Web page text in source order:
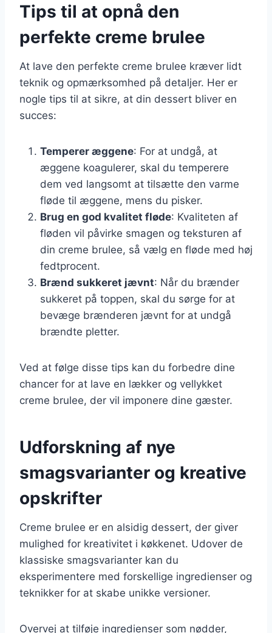
Tips til at opnå den
perfekte creme brulee
At lave den perfekte creme brulee kræver lidt
teknik og opmærksomhed på detaljer. Her er
nogle tips til at sikre, at din dessert bliver en
succes:
Temperer æggene: For at undgå, at
æggene koagulerer, skal du temperere
dem ved langsomt at tilsætte den varme
fløde til æggene, mens du pisker.
Brug en god kvalitet fløde: Kvaliteten af
fløden vil påvirke smagen og teksturen af
din creme brulee, så vælg en fløde med høj
fedtprocent.
Brænd sukkeret jævnt: Når du brænder
sukkeret på toppen, skal du sørge for at
bevæge brænderen jævnt for at undgå
brændte pletter.
Ved at følge disse tips kan du forbedre dine
chancer for at lave en lækker og vellykket
creme brulee, der vil imponere dine gæster.
Udforskning af nye
smagsvarianter og kreative
opskrifter
Creme brulee er en alsidig dessert, der giver
mulighed for kreativitet i køkkenet. Udover de
klassiske smagsvarianter kan du
eksperimentere med forskellige ingredienser og
teknikker for at skabe unikke versioner.
Overvej at tilføje ingredienser som nødder,